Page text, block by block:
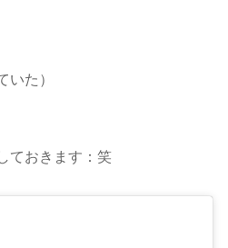
いた）
ておきます：笑